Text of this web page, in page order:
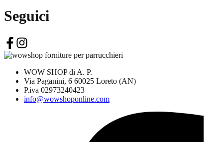
Seguici
WOW SHOP di A. P.
Via Paganini, 6 60025 Loreto (AN)
P.iva 02973240423
info@wowshoponline.com